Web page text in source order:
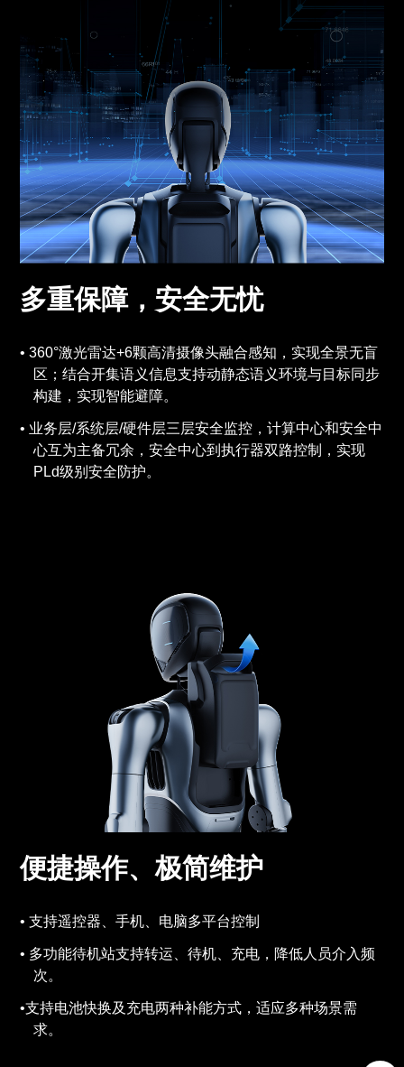
多重保障，安全无忧
360°激光雷达+6颗高清摄像头融合感知，实现全景无盲
区；结合开集语义信息支持动静态语义环境与目标同步
构建，实现智能避障。
业务层/系统层/硬件层三层安全监控，计算中心和安全中
心互为主备冗余，安全中心到执行器双路控制，实现
PLd级别安全防护。
便捷操作、极简维护
支持遥控器、手机、电脑多平台控制
多功能待机站支持转运、待机、充电，降低人员介入频
次。
支持电池快换及充电两种补能方式，适应多种场景需
求。